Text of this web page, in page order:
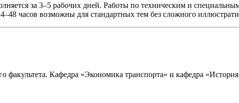
за 3–5 рабочих дней. Работы по техническим и
часов возможны для стандартных тем без сложного
Кафедра «Экономика транспорта» и кафедра